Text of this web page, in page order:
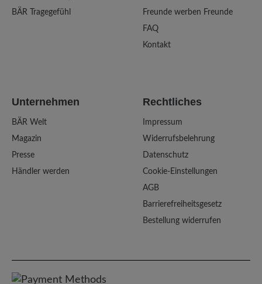
BÄR Tragegefühl
Freunde werben Freunde
FAQ
Kontakt
Unternehmen
BÄR Welt
Magazin
Presse
Händler werden
Rechtliches
Impressum
Widerrufsbelehrung
Datenschutz
Cookie-Einstellungen
AGB
Barrierefreiheitsgesetz
Bestellung widerrufen